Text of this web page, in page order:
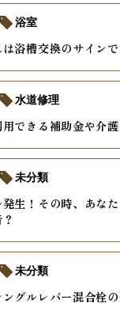
浴槽交換のサイン
浴室
できる補助金や介
水道修理
生！その時、あな
未分類
グルレバー混合栓
未分類